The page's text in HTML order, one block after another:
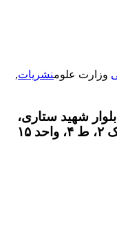
علومنشریات,
شهید ستاری،